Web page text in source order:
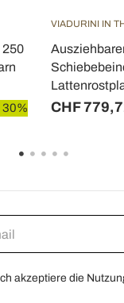
250
30%
VIADURINI IN
CHF
akzeptiere die